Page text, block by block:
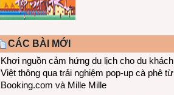
CÁC BÀI MỚI
Khơi nguồn cảm hứng du lịch cho du khách
Việt thông qua trải nghiệm pop-up cà phê từ
Booking.com và Mille Mille